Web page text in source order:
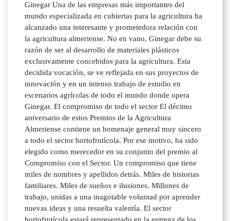
Ginegar Una de las empresas más importantes del
mundo especializada en cubiertas para la agricultura ha
alcanzado una interesante y prometedora relación con
la agricultura almeriense. No en vano, Ginegar debe su
razón de ser al desarrollo de materiales plásticos
exclusivamente concebidos para la agricultura. Esta
decidida vocación, se ve reflejada en sus proyectos de
innovación y en un intenso trabajo de estudio en
escenarios agrícolas de todo el mundo donde opera
Ginegar. El compromiso de todo el sector El décimo
aniversario de estos Premios de la Agricultura
Almeriense contiene un homenaje general muy sincero
a todo el sector hortofrutícola. Por ese motivo, ha sido
elegido como merecedor en su conjunto del premio al
Compromiso con el Sector. Un compromiso que tiene
miles de nombres y apellidos detrás. Miles de historias
familiares. Miles de sueños e ilusiones. Millones de
trabajo, unidas a una inagotable voluntad por aprender
nuevas ideas y una resuelta valentía. El sector